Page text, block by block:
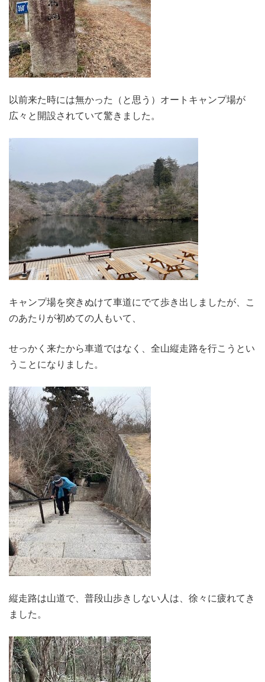
以前来た時には無かった（と思う）オートキャンプ場が
広々と開設されていて驚きました。
キャンプ場を突きぬけて車道にでて歩き出しましたが、こ
のあたりが初めての人もいて、
せっかく来たから車道ではなく、全山縦走路を行こうとい
うことになりました。
縦走路は山道で、普段山歩きしない人は、徐々に疲れてき
ました。